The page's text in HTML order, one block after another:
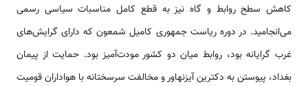
کاهش سطح روابط و گاه نیز به قطع کامل مناسبات سیاسی رسمی‌
می‌انجامید. در دوره ریاست جمهوری کامیل شمعون که دارای گرایش‌های
غرب گرایانه بود، روابط میان دو کشور مودت‌آمیز بود. حمایت از پیمان
بغداد، پیوستن به دکترین آیزنهاور و مخالفت سرسختانه با هواداران قومیت